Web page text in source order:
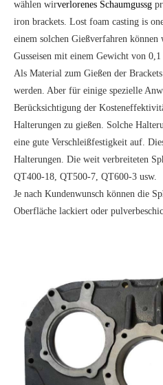
wählen wirverlorenes Schaumgussg
iron brackets. Lost foam casting is
einem solchen Gießverfahren
Gusseisen mit einem Gewicht von
Als Material zum Gießen der
werden. Aber für einige spezielle
Berücksichtigung der
Halterungen zu gießen. Solche
eine gute Verschleißfestigkeit auf.
Halterungen. Die weit verbreiteten
QT400-18, QT500-7, QT600-3 usw.
Je nach Kundenwunsch können die
Oberfläche lackiert oder